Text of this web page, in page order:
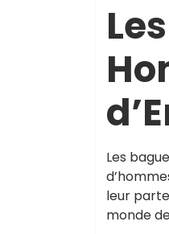
Les
leur
monde